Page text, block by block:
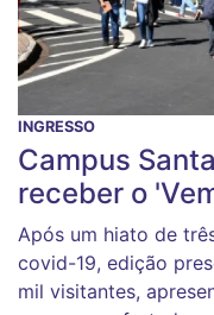
INGRESSO
Campus
receber o
Após um hiato de
covid-19, edição
mil visitantes,